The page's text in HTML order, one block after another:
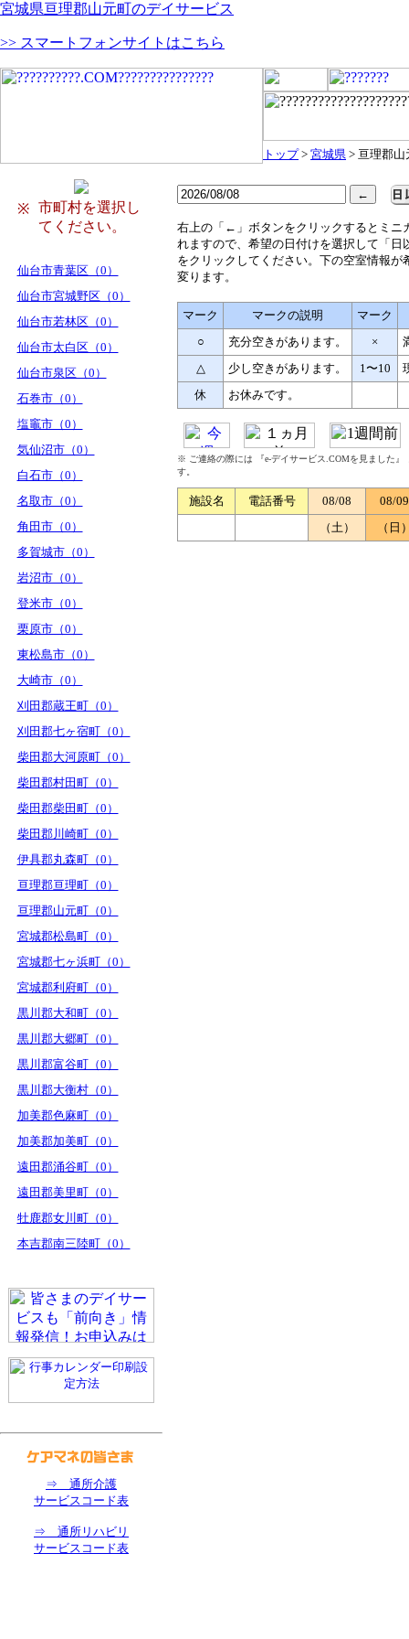
宮城県亘理郡山元町のデイサービス
>> スマートフォンサイトはこちら
トップ> 宮城県 > 亘理郡山
※
市町村を選択し
てください。
仙台市青葉区（0）
仙台市宮城野区（0）
仙台市若林区（0）
仙台市太白区（0）
仙台市泉区（0）
石巻市（0）
塩竈市（0）
気仙沼市（0）
白石市（0）
名取市（0）
角田市（0）
多賀城市（0）
岩沼市（0）
登米市（0）
栗原市（0）
東松島市（0）
大崎市（0）
刈田郡蔵王町（0）
刈田郡七ヶ宿町（0）
柴田郡大河原町（0）
柴田郡村田町（0）
柴田郡柴田町（0）
柴田郡川崎町（0）
伊具郡丸森町（0）
亘理郡亘理町（0）
亘理郡山元町（0）
宮城郡松島町（0）
宮城郡七ヶ浜町（0）
宮城郡利府町（0）
黒川郡大和町（0）
黒川郡大郷町（0）
黒川郡富谷町（0）
黒川郡大衡村（0）
加美郡色麻町（0）
加美郡加美町（0）
遠田郡涌谷町（0）
遠田郡美里町（0）
牡鹿郡女川町（0）
本吉郡南三陸町（0）
⇒ 通所介護
サービスコード表
⇒ 通所リハビリ
サービスコード表
右上の「←」ボタンをクリックするとミニ
れますので、希望の日付けを選択して「日
をクリックしてください。下の空室情報が
変ります。
マーク マークの説明
マーク
○
充分空きがあります。 ×
△
少し空きがあります。 1〜10
休
お休みです。
※ ご連絡の際には 『e-デイサービス.COMを見ました
す。
施設名 電話番号 08/08
08/09
（土）
（日